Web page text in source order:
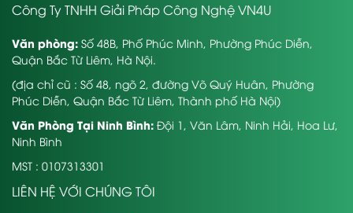
Công Ty TNHH Giải Pháp Công Nghệ VN4U
Văn phòng: Số 48B, Phố Phúc Minh, Phường Phúc Diễn,
Quận Bắc Từ Liêm, Hà Nội.
(địa chỉ cũ : Số 48, ngõ 2, đường Võ Quý Huân, Phường
Phúc Diễn, Quận Bắc Từ Liêm, Thành phố Hà Nội)
Văn Phòng Tại Ninh Bình: Đội 1, Văn Lâm, Ninh Hải, Hoa Lư,
Ninh Bình
MST : 0107313301
LIÊN HỆ VỚI CHÚNG TÔI